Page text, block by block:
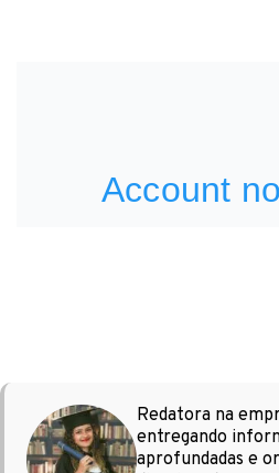
Redatora na
entregando
aprofundadas e